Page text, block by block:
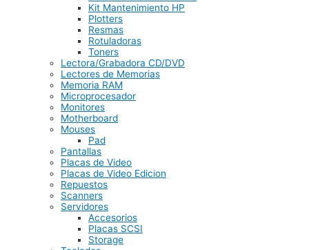
Kit Mantenimiento HP
Plotters
Resmas
Rotuladoras
Toners
Lectora/Grabadora CD/DVD
Lectores de Memorias
Memoria RAM
Microprocesador
Monitores
Motherboard
Mouses
Pad
Pantallas
Placas de Video
Placas de Video Edicion
Repuestos
Scanners
Servidores
Accesorios
Placas SCSI
Storage